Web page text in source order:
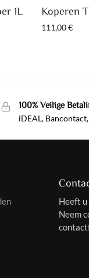
1L Koperen
111,00€
100% Veilige
iDEAL,
Heeft u
Neem